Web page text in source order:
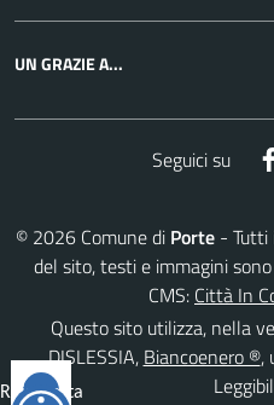
UN GRAZIE A...
Seguici su
© 2026 Comune di Porte -
del sito, testi e immagini
CMS: Città In
Questo sito utilizza, nella
DISLESSIA, Biancoenero ®,
Reimposta